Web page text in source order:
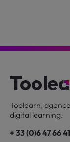
Toolearn,
digital learning.
+ 33 (0)6 47 66